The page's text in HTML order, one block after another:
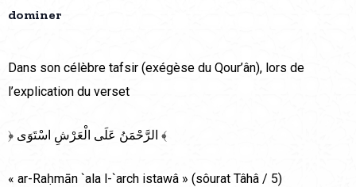
dominer
Dans son célèbre tafsir (exégèse du Qour’ân), lors de
l’explication du verset
﴿ الرَّحْمَنُ عَلَى الْعَرْشِ اسْتَوَى ﴾
« ar-Raḥmān `ala l-`arch istawâ » (sôurat Tâhâ / 5)